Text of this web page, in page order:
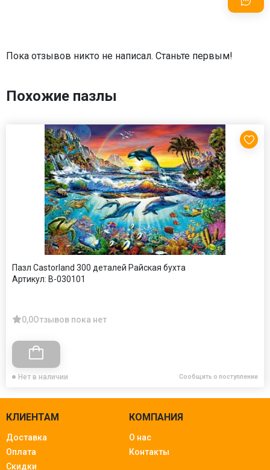
Пока отзывов никто не написал. Станьте первым!
Похожие пазлы
Пазл Castorland 300 деталей Райская бухта
Артикул: В-030101
0,0Отзывов пока нет
Нет в наличии Сообщить о поступлении
КЛИЕНТАМ
Доставка
Оплата
Скидки
КОМПАНИЯ
О нас
Контакты